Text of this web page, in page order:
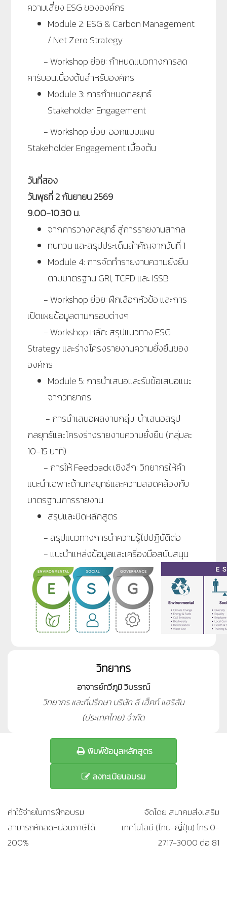
ความเสี่ยง ESG ขององค์กร
Module 2: ESG & Carbon Management
/ Net Zero Strategy
- Workshop ย่อย: กำหนดแนวทางการลด
คาร์บอนเบื้องต้นสำหรับองค์กร
Module 3: การกำหนดกลยุทธ์
Stakeholder Engagement
- Workshop ย่อย: ออกแบบแผน
Stakeholder Engagement เบื้องต้น
วันที่สอง
วันพุธที่ 2 กันยายน 2569
9.00-10.30 น.
จากการวางกลยุทธ์ สู่การรายงานสากล
ทบทวน และสรุปประเด็นสำคัญจากวันที่ 1
Module 4: การจัดทำรายงานความยั่งยืน
ตามมาตรฐาน GRI, TCFD และ ISSB
- Workshop ย่อย: ฝึกเลือกหัวข้อ และการ
เปิดเผยข้อมูลตามกรอบต่างๆ
- Workshop หลัก: สรุปแนวทาง ESG
Strategy และร่างโครงรายงานความยั่งยืนของ
องค์กร
Module 5: การนำเสนอและรับข้อเสนอแนะ
จากวิทยากร
- การนำเสนอผลงานกลุ่ม: นำเสนอสรุป
กลยุทธ์และโครงร่างรายงานความยั่งยืน (กลุ่มละ
10-15 นาที)
- การให้ Feedback เชิงลึก: วิทยากรให้คำ
แนะนำเฉพาะด้านกลยุทธ์และความสอดคล้องกับ
มาตรฐานการรายงาน
สรุปและปิดหลักสูตร
- สรุปแนวทางการนำความรู้ไปปฏิบัติต่อ
- แนะนำแหล่งข้อมูลและเครื่องมือสนับสนุน
วิทยากร
อาจารย์ทวีภูมิ วิบรรณ์
วิทยากร และที่ปรึกษา บริษัท ลี เฮ็คท์ แฮริสัน
(ประเทศไทย) จำกัด
พิมพ์ข้อมูลหลักสูตร
ลงทะเบียนอบรม
ค่าใช้จ่ายในการฝึกอบรม
สามารถหักลดหย่อนภาษีได้
200%
จัดโดย สมาคมส่งเสริม
เทคโนโลยี (ไทย-ญี่ปุ่น) โทร.0-
2717-3000 ต่อ 81